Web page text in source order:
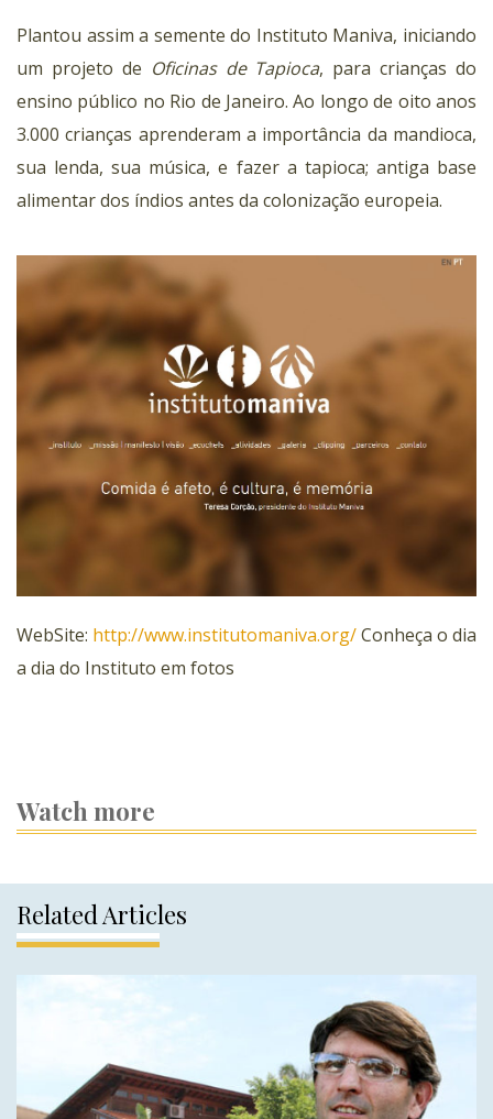
Plantou assim a semente do Instituto Maniva, iniciando
um projeto de Oficinas de Tapioca, para crianças do
ensino público no Rio de Janeiro. Ao longo de oito anos
3.000 crianças aprenderam a importância da mandioca,
sua lenda, sua música, e fazer a tapioca; antiga base
alimentar dos índios antes da colonização europeia.
WebSite: http://www.institutomaniva.org/Conheça o dia
a dia do Instituto em fotos
Watch more
Related Articles